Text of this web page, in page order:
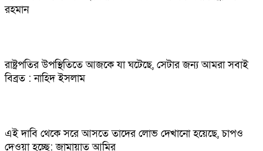
রহমান
রাষ্ট্রপতির উপস্থিতিতে আজকে যা ঘটেছে, সেটার জন্য আমরা সবাই
বিব্রত : নাহিদ ইসলাম
এই দাবি থেকে সরে আসতে তাদের লোভ দেখানো হয়েছে, চাপও
দেওয়া হচ্ছে: জামায়াত আমির